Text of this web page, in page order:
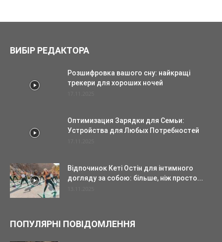
ВИБІР РЕДАКТОРА
Розшифровка вашого сну: найкращі
трекери для хороших ночей
Оптимизация Зарядки для Семьи:
Устройства для Любых Потребностей
Відпочинок Кеті Остін для інтимного
догляду за собою: більше, ніж просто...
ПОПУЛЯРНІ ПОВІДОМЛЕННЯ